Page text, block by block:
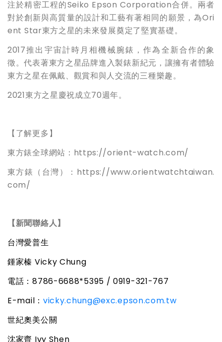
注於精密工程的Seiko Epson Corporation合併。兩者
對於創新與高質量的設計和工藝有著相同的願景，為Ori
ent Star東方之星的未來發展奠定了堅實基礎。
2017推出宇宙計時月相機械腕錶，作為全新合作的象
徵。代表著東方之星品牌進入製錶新紀元，讓擁有者體驗
東方之星在佩戴、觀賞和與人交流的三種樂趣。
2021東方之星慶祝成立70週年。
【了解更多】
東方錶全球網站：https://orient-watch.com/
東方錶（台灣）：https://www.orientwatchtaiwan.
com/
【新聞聯絡人】
台灣愛普生
鍾家榛 Vicky Chung
電話：8786-6688*5395 / 0919-321-767
E-mail ： vicky.chung@exc.epson.com.tw
世紀奧美公關
沈家齊 Ivy Shen